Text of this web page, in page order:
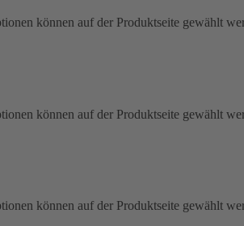
können auf der Produktseite gewählt
können auf der Produktseite gewählt
können auf der Produktseite gewählt